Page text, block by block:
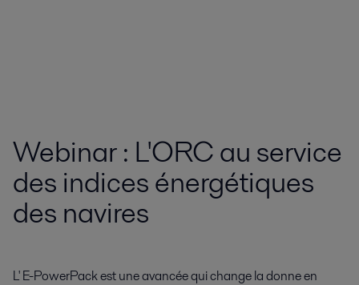
Webinar : L'ORC au service
des indices énergétiques
des navires
L' E-PowerPack est une avancée qui change la donne en